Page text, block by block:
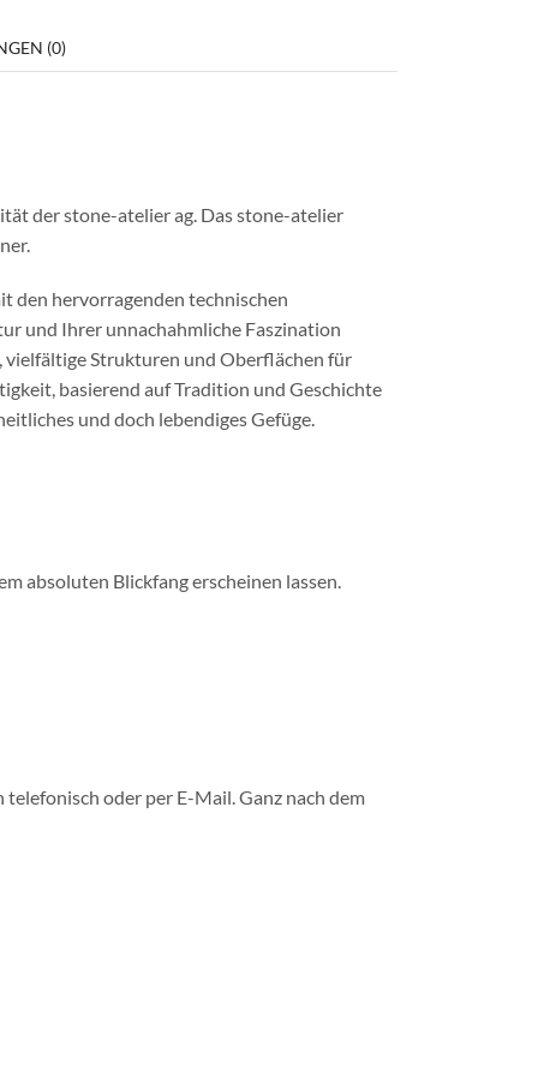
(0)
der stone-atelier ag. Das stone-atelier
den hervorragenden technischen
und Ihrer unnachahmliche Faszination
vielfältige Strukturen und Oberflächen für
basierend auf Tradition und Geschichte
und doch lebendiges Gefüge.
absoluten Blickfang erscheinen lassen.
oder per E-Mail. Ganz nach dem